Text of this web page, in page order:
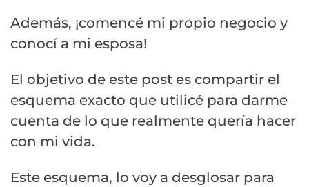
Además, ¡comencé mi propio negocio y
conocí a mi esposa!
El objetivo de este post es compartir el
esquema exacto que utilicé para darme
cuenta de lo que realmente quería hacer
con mi vida.
Este esquema, lo voy a desglosar para